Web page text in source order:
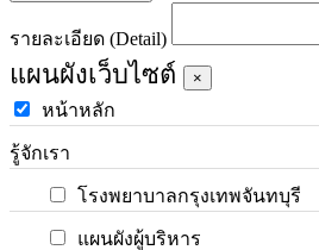
รายละเอียด (Detail)
แผนผังเว็บไซต์ ×
หน้าหลัก
รู้จักเรา
โรงพยาบาลกรุงเทพจันทบุรี
แผนผังผู้บริหาร